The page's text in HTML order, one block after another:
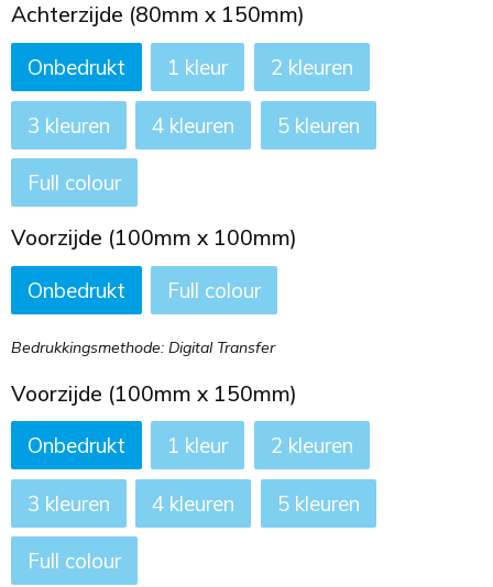
Achterzijde (80mm x 150mm)
Onbedrukt
1 2
3 4 5
Full colour
Voorzijde (100mm x 100mm)
Onbedrukt
Full colour
Bedrukkingsmethode: Digital Transfer
Voorzijde (100mm x 150mm)
Onbedrukt
1 2
3 4 5
Full colour